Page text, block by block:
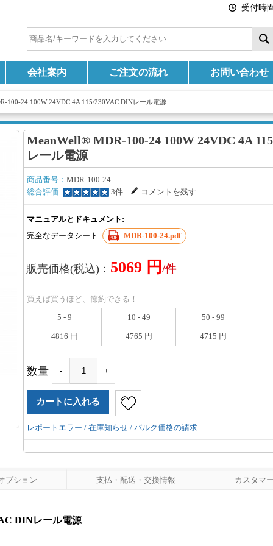
受付時
会社案内 ご注文の流れ お問い合わせ
100-24 100W 24VDC 4A 115/230VAC DINレール電源
MeanWell® MDR-100-24 100W 24VDC 4A
レール電源
商品番号： MDR-100-24
総合評価:
3件 コメントを残す
マニュアルとドキュメント:
完全なデータシート:
MDR-100-24.pdf
販売価格(税込)： 5069 円 /件
買えば買うほど、節約できる！
5 - 9
10 - 49 50 - 99
4816 円 4765 円 4715 円
数量 - +
レポートエラー / 在庫知らせ / バルク価格の請求
プション 支払・配送・交換情報 カスタマ
DINレール電源